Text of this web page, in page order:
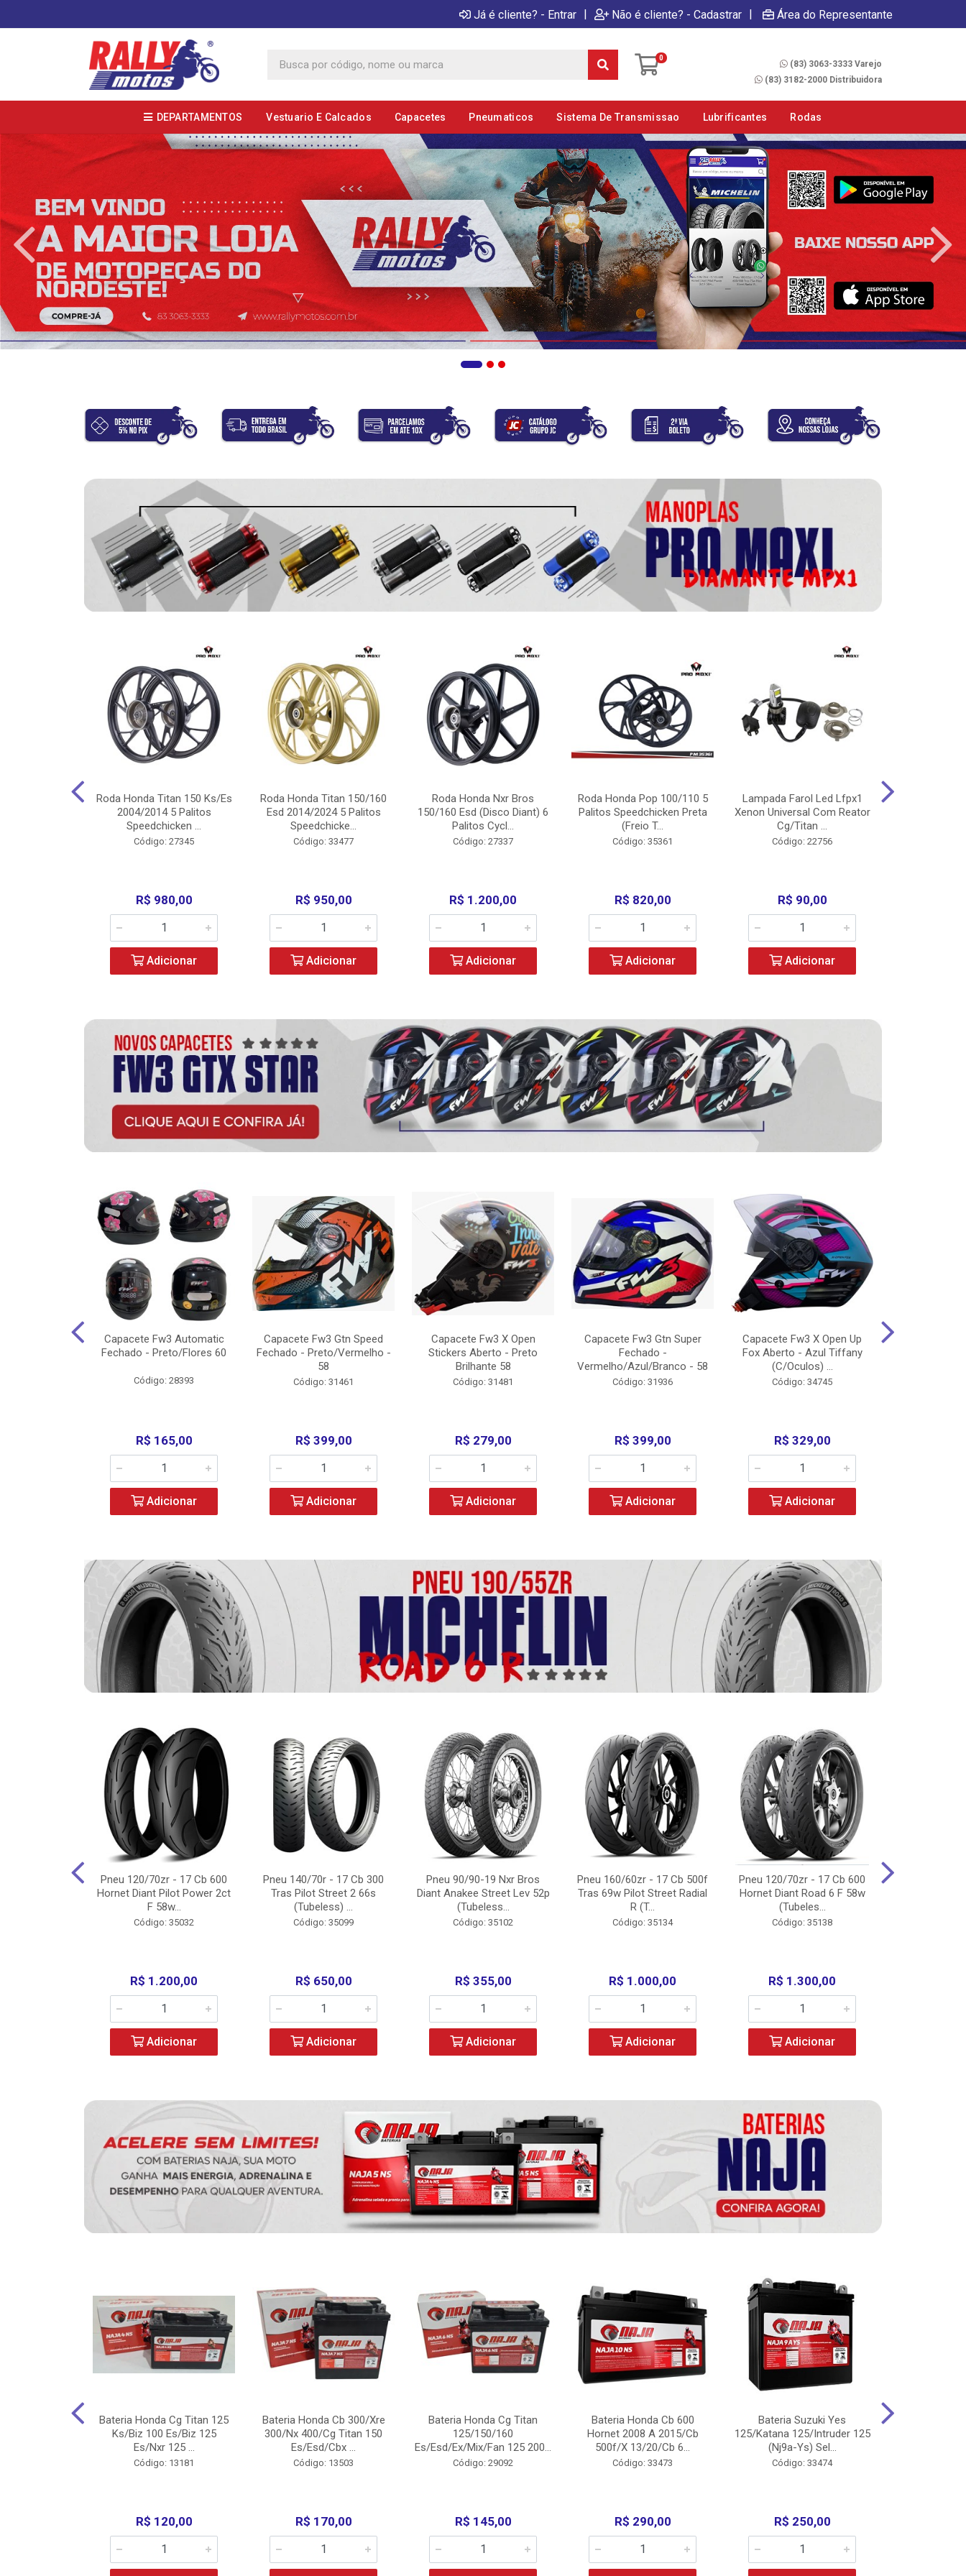
Já é cliente? - Entrar | Não é cliente? - Cadastrar | Área do Representante
0
(83) 3063-3333 Varejo
(83) 3182-2000 Distribuidora
DEPARTAMENTOS Vestuario E Calcados Capacetes Pneumaticos Sistema De Transmissao Lubrificantes Rodas
Roda Honda Titan 150 Ks/Es
2004/2014 5 Palitos
Speedchicken ...
Código: 27345
R$ 980,00
Adicionar
Roda Honda Titan 150/160
Esd 2014/2024 5 Palitos
Speedchicke...
Código: 33477
R$ 950,00
Adicionar
Roda Honda Nxr Bros
150/160 Esd (Disco Diant) 6
Palitos Cycl...
Código: 27337
R$ 1.200,00
Adicionar
Roda Honda Pop 100/110 5
Palitos Speedchicken Preta
(Freio T...
Código: 35361
R$ 820,00
Adicionar
Lampada Farol Led Lfpx1
Xenon Universal Com Reator
Cg/Titan ...
Código: 22756
R$ 90,00
Adicionar
Capacete Fw3 Automatic
Fechado - Preto/Flores 60
Código: 28393
R$ 165,00
Adicionar
Capacete Fw3 Gtn Speed
Fechado - Preto/Vermelho -
58
Código: 31461
R$ 399,00
Adicionar
Capacete Fw3 X Open
Stickers Aberto - Preto
Brilhante 58
Código: 31481
R$ 279,00
Adicionar
Capacete Fw3 Gtn Super
Fechado -
Vermelho/Azul/Branco - 58
Código: 31936
R$ 399,00
Adicionar
Capacete Fw3 X Open Up
Fox Aberto - Azul Tiffany
(C/Oculos) ...
Código: 34745
R$ 329,00
Adicionar
Pneu 120/70zr - 17 Cb 600
Hornet Diant Pilot Power 2ct
F 58w...
Código: 35032
R$ 1.200,00
Adicionar
Pneu 140/70r - 17 Cb 300
Tras Pilot Street 2 66s
(Tubeless) ...
Código: 35099
R$ 650,00
Adicionar
Pneu 90/90-19 Nxr Bros
Diant Anakee Street Lev 52p
(Tubeless...
Código: 35102
R$ 355,00
Adicionar
Pneu 160/60zr - 17 Cb 500f
Tras 69w Pilot Street Radial
R (T...
Código: 35134
R$ 1.000,00
Adicionar
Pneu 120/70zr - 17 Cb 600
Hornet Diant Road 6 F 58w
(Tubeles...
Código: 35138
R$ 1.300,00
Adicionar
Bateria Honda Cg Titan 125
Ks/Biz 100 Es/Biz 125
Es/Nxr 125 ...
Código: 13181
R$ 120,00
Bateria Honda Cb 300/Xre
300/Nx 400/Cg Titan 150
Es/Esd/Cbx ...
Código: 13503
R$ 170,00
Bateria Honda Cg Titan
125/150/160
Es/Esd/Ex/Mix/Fan 125 200...
Código: 29092
R$ 145,00
Bateria Honda Cb 600
Hornet 2008 A 2015/Cb
500f/X 13/20/Cb 6...
Código: 33473
R$ 290,00
Bateria Suzuki Yes
125/Katana 125/Intruder 125
(Nj9a-Ys) Sel...
Código: 33474
R$ 250,00